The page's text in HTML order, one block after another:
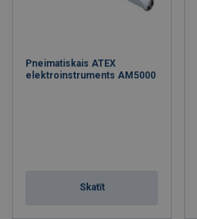
Pneimatiskais ATEX
elektroinstruments AM5000
Skatīt